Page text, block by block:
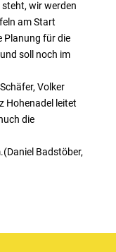
wir werden
am Start
Planung für die
soll noch im
Volker
Hohenadel leitet
die
Badstöber,